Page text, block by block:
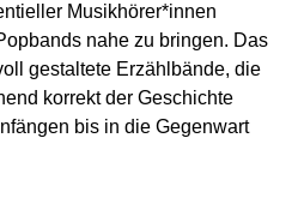
Musikhörer*innen
nahe zu bringen. Das
gestaltete Erzählbände, die
korrekt der Geschichte
bis in die Gegenwart